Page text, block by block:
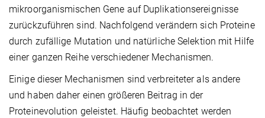
mikroorganismischen Gene auf Duplikationsereignisse
zurückzuführen sind. Nachfolgend verändern sich Proteine
durch zufällige Mutation und natürliche Selektion mit Hilfe
einer ganzen Reihe verschiedener Mechanismen.
Einige dieser Mechanismen sind verbreiteter als andere
und haben daher einen größeren Beitrag in der
Proteinevolution geleistet. Häufig beobachtet werden